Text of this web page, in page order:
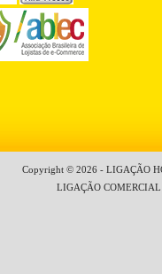
Copyright © 2026 - LIGAÇÃO
LIGAÇÃO